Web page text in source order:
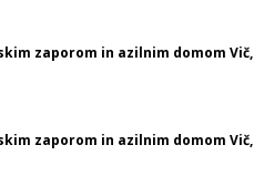
zaporom in azilnim domom Vič,
zaporom in azilnim domom Vič,